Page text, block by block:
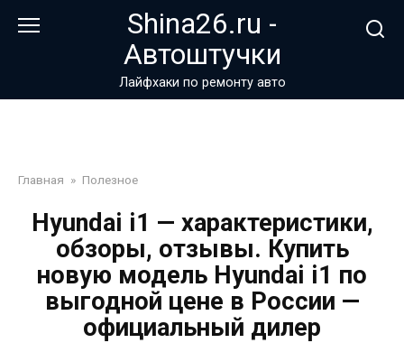
Shina26.ru -
Автоштучки
Лайфхаки по ремонту авто
Главная » Полезное
Hyundai i1 — характеристики,
обзоры, отзывы. Купить
новую модель Hyundai i1 по
выгодной цене в России —
официальный дилер